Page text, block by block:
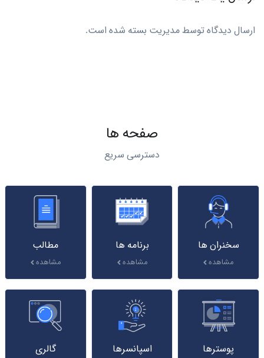
ارسال دیدگاه توسط مدیریت بسته شده است.
صفحه ها
دسترسی سریع
سخنران ها
مشاهده
برنامه ها
مشاهده
مطالب
مشاهده
پوسترها اسپانسرها گالری